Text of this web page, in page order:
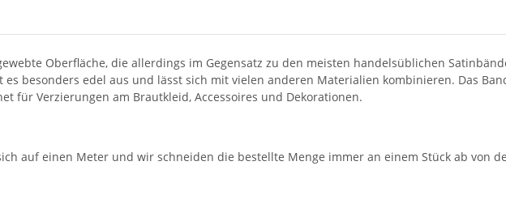
Oberfläche, die allerdings im Gegensatz zu den meisten handelsüblichen
besonders edel aus und lässt sich mit vielen anderen Materialien kombinieren. Das
für Verzierungen am Brautkleid, Accessoires und Dekorationen.
auf einen Meter und wir schneiden die bestellte Menge immer an einem Stück ab von